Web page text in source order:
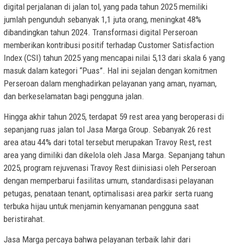
digital perjalanan di jalan tol, yang pada tahun 2025 memiliki
jumlah pengunduh sebanyak 1,1 juta orang, meningkat 48%
dibandingkan tahun 2024. Transformasi digital Perseroan
memberikan kontribusi positif terhadap Customer Satisfaction
Index (CSI) tahun 2025 yang mencapai nilai 5,13 dari skala 6 yang
masuk dalam kategori “Puas”. Hal ini sejalan dengan komitmen
Perseroan dalam menghadirkan pelayanan yang aman, nyaman,
dan berkeselamatan bagi pengguna jalan.
Hingga akhir tahun 2025, terdapat 59 rest area yang beroperasi di
sepanjang ruas jalan tol Jasa Marga Group. Sebanyak 26 rest
area atau 44% dari total tersebut merupakan Travoy Rest, rest
area yang dimiliki dan dikelola oleh Jasa Marga. Sepanjang tahun
2025, program rejuvenasi Travoy Rest diinisiasi oleh Perseroan
dengan memperbarui fasilitas umum, standardisasi pelayanan
petugas, penataan tenant, optimalisasi area parkir serta ruang
terbuka hijau untuk menjamin kenyamanan pengguna saat
beristirahat.
Jasa Marga percaya bahwa pelayanan terbaik lahir dari